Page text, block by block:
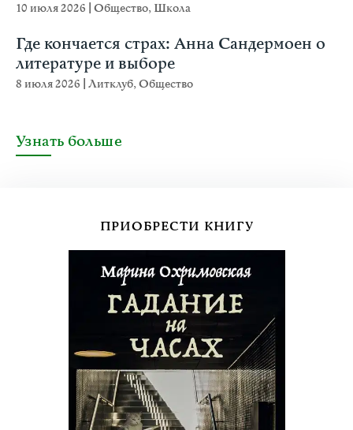
10 июля 2026 Общество, Школа
Где кончается страх: Анна Сандермоен о
литературе и выборе
8 июля 2026 Литклуб,Общество
Узнать больше
ПРИОБРЕСТИ КНИГУ